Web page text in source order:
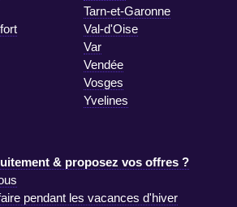
Tarn-et-Garonne
Val-d'Oise
Var
Vendée
Vosges
Yvelines
& proposez vos offres ?
pendant les vacances d'hiver